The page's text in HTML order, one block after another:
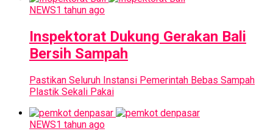
NEWS1 tahun ago
Inspektorat Dukung Gerakan Bali
Bersih Sampah
Pastikan Seluruh Instansi Pemerintah Bebas Sampah
Plastik Sekali Pakai
NEWS1 tahun ago